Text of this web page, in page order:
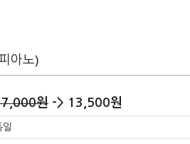
아노)
원 -> 13,500원
일